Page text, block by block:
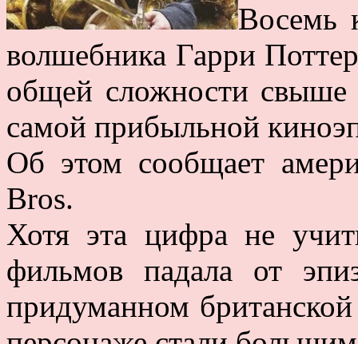
Восемь
волшебника Гарри
общей сложности свыше
самой прибыльной
Об этом сообщает
Bros.
Хотя эта цифра не
фильмов падала от
придуманном